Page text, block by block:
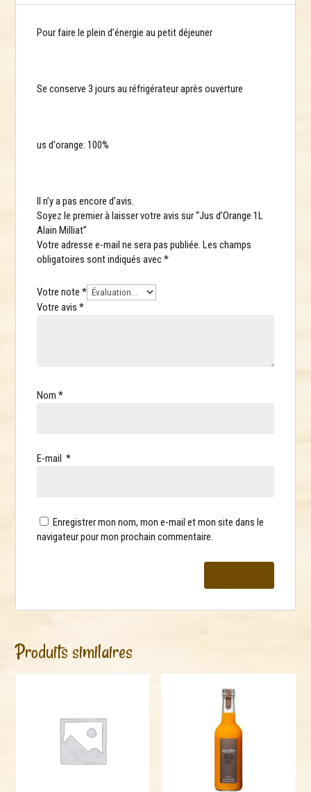
Pour faire le plein d’énergie au petit déjeuner
Se conserve 3 jours au réfrigérateur après ouverture
us d'orange: 100%
Il n’y a pas encore d’avis.
Soyez le premier à laisser votre avis sur “Jus d’Orange 1L
Alain Milliat”
Votre adresse e-mail ne sera pas publiée. Les champs
obligatoires sont indiqués avec*
Votre note*
Votre avis*
Nom*
E-mail*
Enregistrer mon nom, mon e-mail et mon site dans le
navigateur pour mon prochain commentaire.
Produits similaires